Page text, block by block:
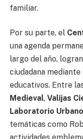
familiar.
Por su parte, el
una agenda
largo del año,
ciudadana
educativos. Entre
Medieval, Valijas
Laboratorio Urbano
temáticas como